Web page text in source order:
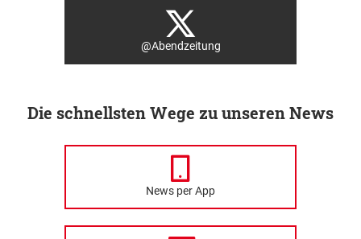
@Abendzeitung
Die schnellsten Wege zu unseren News
News per App